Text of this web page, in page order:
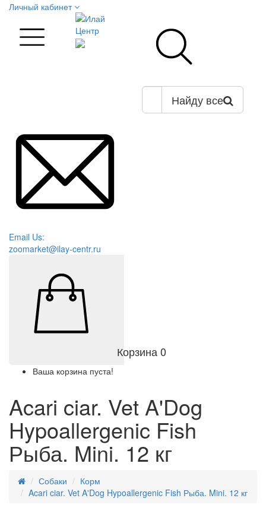
Личный кабинет
Найду все
Email Us:
zoomarket@ilay-centr.ru
Корзина0
Ваша корзина пуста!
Acari ciar. Vet A'Dog
Hypoallergenic Fish
Рыба. Mini. 12 кг
Собаки
Корм
Acari ciar. Vet A'Dog Hypoallergenic Fish Рыба. Mini. 12 кг